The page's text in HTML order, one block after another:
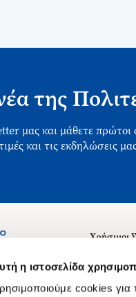
η ιστοσελίδα
cookies για
της
μας και μάθετε πρώτοι
και τις εκδηλώσεις
Χρήσιμοι
Σχετικά
Θέσεις